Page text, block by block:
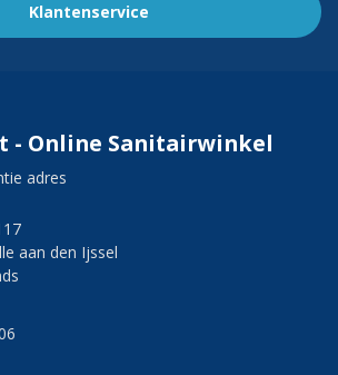
Klantenservice
- Online Sanitairwinkel
adres
aan den Ijssel